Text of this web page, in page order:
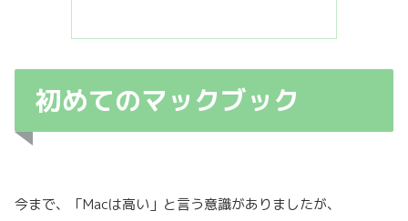
初めてのマックブック
今まで、「Macは高い」と言う意識がありましたが、